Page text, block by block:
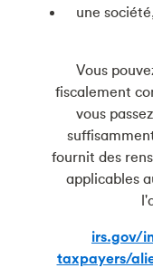
une
Vous
fiscalement
vous
fournit des
applicables
irs.gov/
taxpayers/